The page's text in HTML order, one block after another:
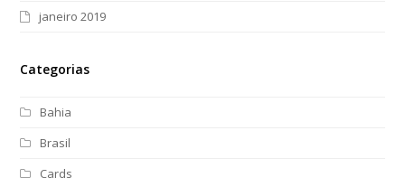
janeiro 2019
Categorias
Bahia
Brasil
Cards